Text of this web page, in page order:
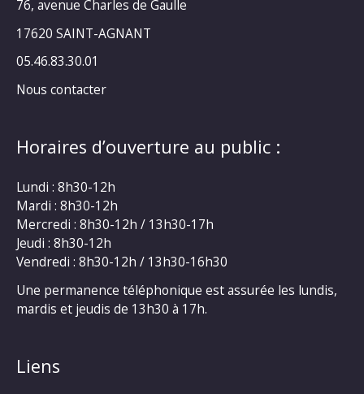
76, avenue Charles de Gaulle
17620 SAINT-AGNANT
05.46.83.30.01
Nous contacter
Horaires d’ouverture au public :
Lundi : 8h30-12h
Mardi : 8h30-12h
Mercredi : 8h30-12h / 13h30-17h
Jeudi : 8h30-12h
Vendredi : 8h30-12h / 13h30-16h30
Une permanence téléphonique est assurée les lundis,
mardis et jeudis de 13h30 à 17h.
Liens